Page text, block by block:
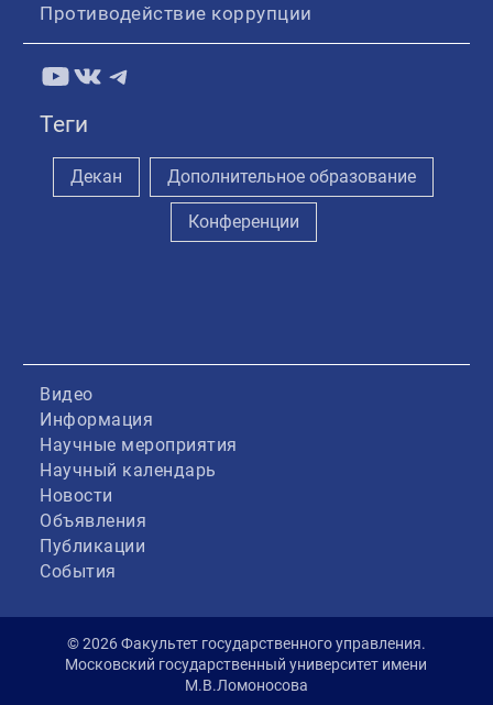
Противодействие коррупции
YouTube
ВКонтакте
Telegram
Теги
Декан Дополнительное образование
Конференции
Видео
Информация
Научные мероприятия
Научный календарь
Новости
Объявления
Публикации
События
© 2026 Факультет государственного управления.
Московский государственный университет имени
М.В.Ломоносова